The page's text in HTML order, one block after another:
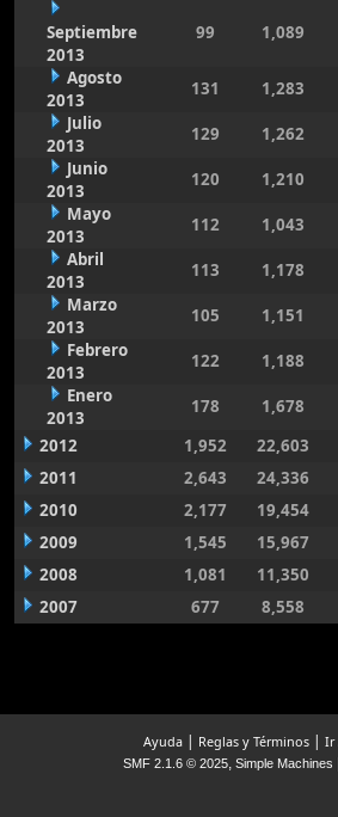
Septiembre
2013
99 1,089
Agosto
2013
131 1,283
Julio
2013
129 1,262
Junio
2013
120 1,210
Mayo
2013
112 1,043
Abril
2013
113 1,178
Marzo
2013
105 1,151
Febrero
2013
122 1,188
Enero
2013
178 1,678
2012
1,952 22,603
2011
2,643 24,336
2010
2,177 19,454
2009
1,545 15,967
2008
1,081 11,350
2007
677 8,558
Ayuda | Reglas y Términos | Ir
SMF 2.1.6 © 2025, Simple Machines